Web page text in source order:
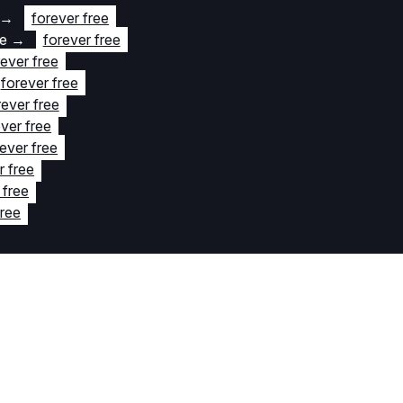
→
forever free
→
forever free
free
forever free
free
free
free
free